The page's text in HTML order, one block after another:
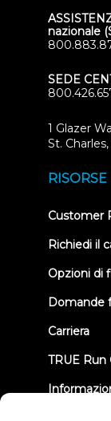
nazionale
SEDE
1 Glazer
St.
RISORSE
Customer
Richiedi il
Opzioni di
Domande
Carriera
TRUE Run